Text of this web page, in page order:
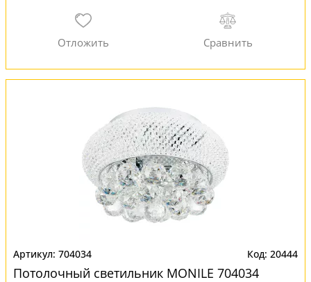
704034 20444
Потолочный светильник MONILE 704034